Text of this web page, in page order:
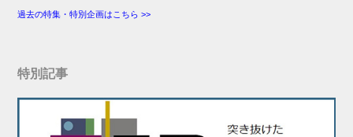
過去の特集・特別企画はこちら >>
特別記事